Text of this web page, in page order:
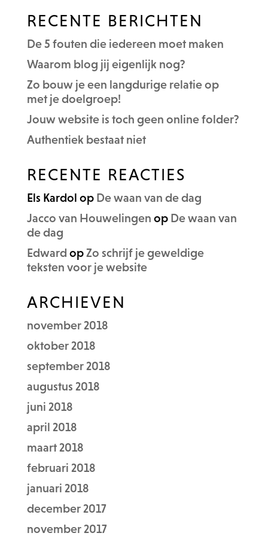
RECENTE BERICHTEN
De 5 fouten die iedereen moet maken
Waarom blog jij eigenlijk nog?
Zo bouw je een langdurige relatie op
met je doelgroep!
Jouw website is toch geen online folder?
Authentiek bestaat niet
RECENTE REACTIES
Els Kardol op De waan van de dag
Jacco van Houwelingen op De waan van
de dag
Edward opZo schrijf je geweldige
teksten voor je website
ARCHIEVEN
november 2018
oktober 2018
september 2018
augustus 2018
juni 2018
april 2018
maart 2018
februari 2018
januari 2018
december 2017
november 2017